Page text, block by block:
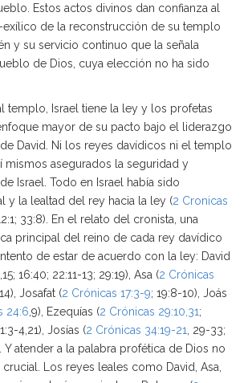
Estos actos divinos dan confianza al
exílico de la reconstrucción de su templo
y su servicio continuo que la señala
de Dios, cuya elección no ha sido
templo, Israel tiene la ley y los profetas
mayor de su pacto bajo el liderazgo
David. Ni los reyes davídicos ni el templo
mismos asegurados la seguridad y
Israel. Todo en Israel había sido
y la lealtad del rey hacia la ley (2 Cronicas
33:8). En el relato del cronista, una
principal del reino de cada rey davídico
de estar de acuerdo con la ley: David
16:40; 22:11-13; 29:19), Asa (2 Crónicas
Josafat (2 Crónicas 17:3-9; 19:8-10), Joás
24:6 ,9), Ezequías (2 Crónicas 29:10 ,31;
4,21), Josías (2 Crónicas 34:19-21
, 29-33;
Y atender a la palabra profética de Dios no
Los reyes leales como David, Asa,